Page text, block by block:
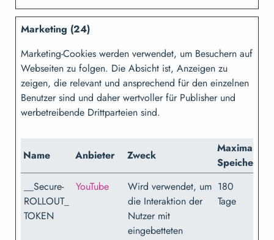
Marketing (24)
Marketing-Cookies werden verwendet, um Besuchern auf
Webseiten zu folgen. Die Absicht ist, Anzeigen zu
zeigen, die relevant und ansprechend für den einzelnen
Benutzer sind und daher wertvoller für Publisher und
werbetreibende Drittparteien sind.
Name Anbieter Zweck
Maximale
__Secure-
ROLLOUT_
TOKEN
YouTube
Wird verwendet, um
die Interaktion der
Nutzer mit
eingebetteten
180
Tage